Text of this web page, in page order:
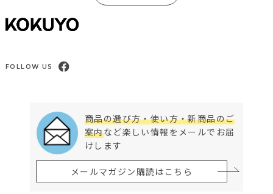
FOLLOW US
商品の選び方・使い方・新商品のご
案内など楽しい情報をメールでお届
けします
メールマガジン購読はこちら